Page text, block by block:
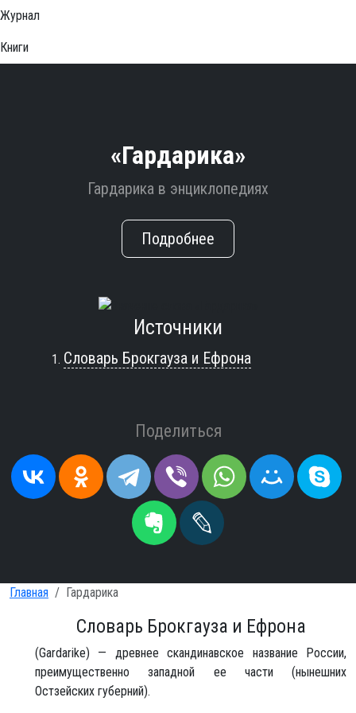
Журнал
Книги
«Гардарика»
Гардарика в энциклопедиях
Подробнее
Источники
Словарь Брокгауза и Ефрона
Поделиться
Главная Гардарика
Словарь Брокгауза и Ефрона
(Gardarike) — древнее скандинавское название России,
преимущественно западной ее части (нынешних
Остзейских губерний).